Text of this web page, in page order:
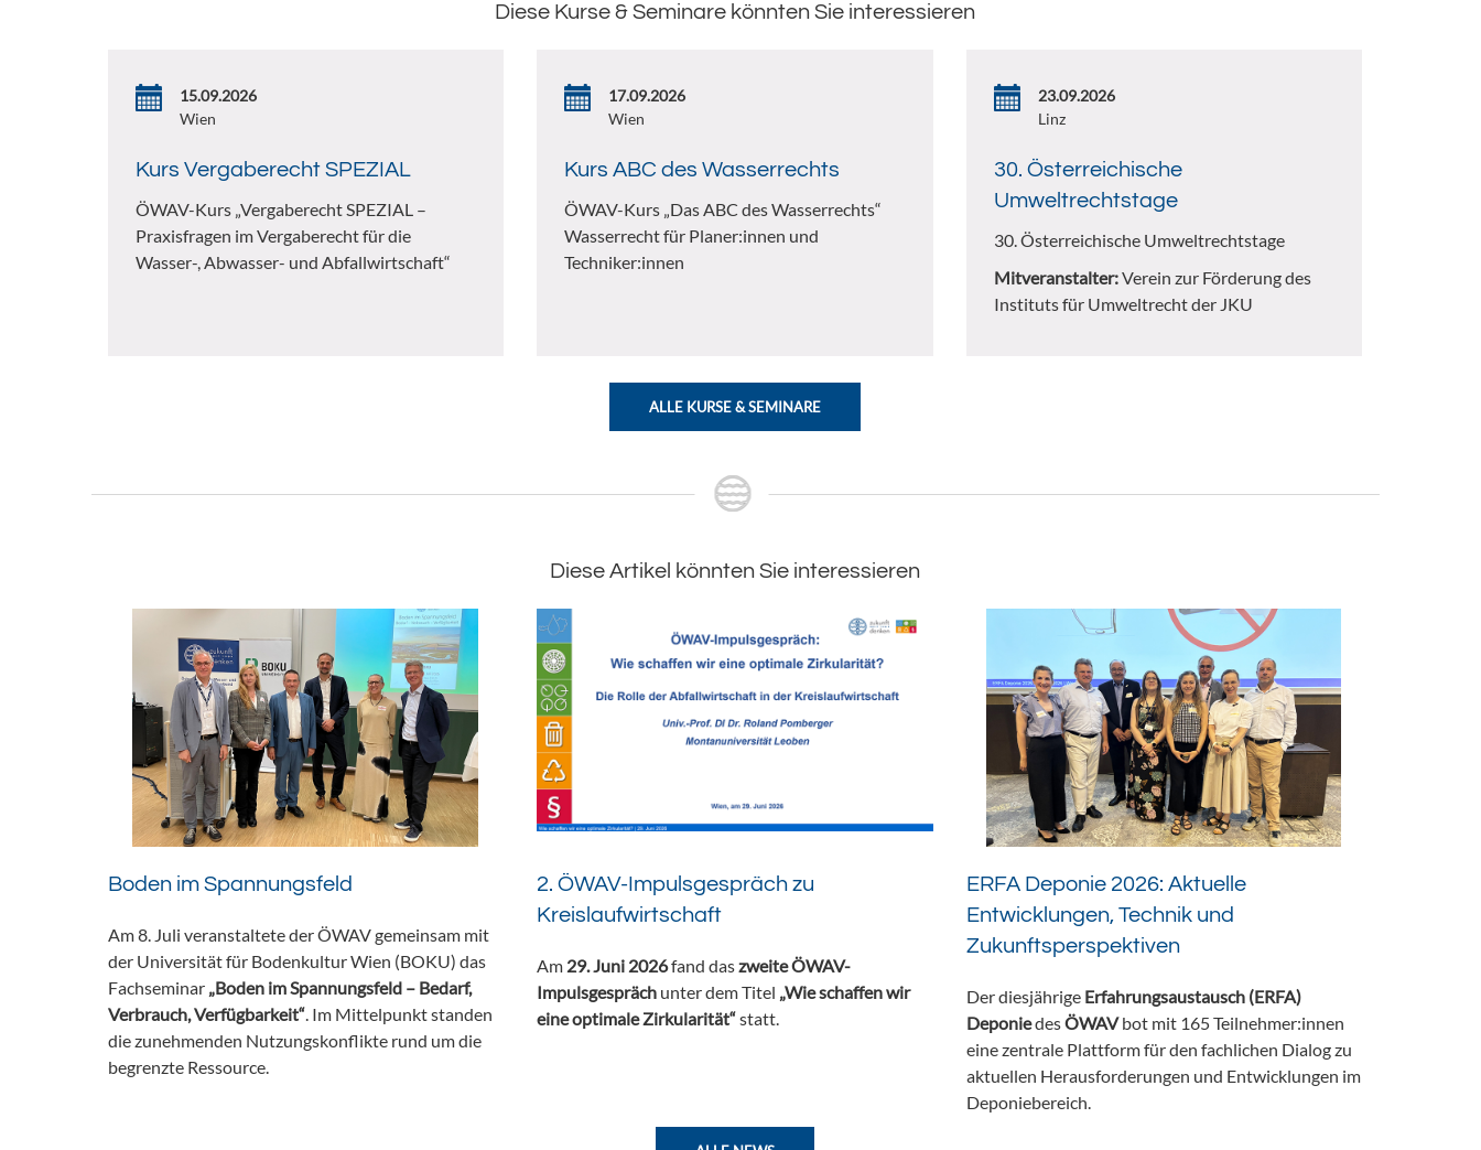
Diese Kurse & Seminare könnten Sie interessieren
15.09.2026
Wien
Kurs Vergaberecht SPEZIAL
ÖWAV-Kurs „Vergaberecht SPEZIAL –
Praxisfragen im Vergaberecht für die
Wasser-, Abwasser- und Abfallwirtschaft“
17.09.2026
Wien
Kurs ABC des Wasserrechts
ÖWAV-Kurs „Das ABC des Wasserrechts“
Wasserrecht für Planer:innen und
Techniker:innen
23.09.2026
Linz
30. Österreichische
Umweltrechtstage
30. Österreichische Umweltrechtstage
Mitveranstalter:Verein zur Förderung des
Instituts für Umweltrecht der JKU
ALLE KURSE & SEMINARE
Diese Artikel könnten Sie interessieren
Boden im Spannungsfeld
Am 8. Juli veranstaltete der ÖWAV gemeinsam mit
der Universität für Bodenkultur Wien (BOKU) das
Fachseminar „Boden im Spannungsfeld – Bedarf,
Verbrauch, Verfügbarkeit“. Im Mittelpunkt standen
die zunehmenden Nutzungskonflikte rund um die
begrenzte Ressource.
2. ÖWAV-Impulsgespräch zu
Kreislaufwirtschaft
Am 29. Juni 2026fand daszweite ÖWAV-
Impulsgespräch unter dem Titel „Wie schaffen wir
eine optimale Zirkularität“statt.
ERFA Deponie 2026: Aktuelle
Entwicklungen, Technik und
Zukunftsperspektiven
Der diesjährige Erfahrungsaustausch (ERFA)
DeponiedesÖWAVbot mit 165 Teilnehmer:innen
eine zentrale Plattform für den fachlichen Dialog zu
aktuellen Herausforderungen und Entwicklungen im
Deponiebereich.